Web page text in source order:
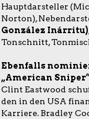
Hauptdarsteller
Norton),
González Inárritu)
Tonschnitt,
Ebenfalls
„American Sniper“
Clint Eastwood
den in den USA
Karriere. Bradley